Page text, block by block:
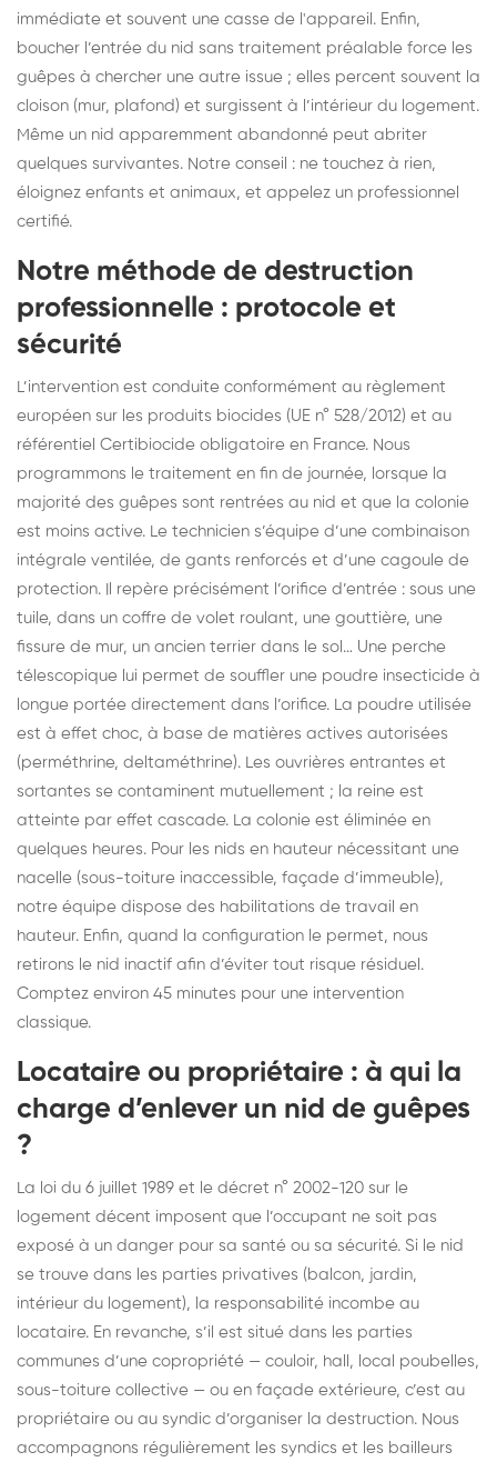
immédiate et souvent une casse de l'appareil. Enfin,
boucher l’entrée du nid sans traitement préalable force les
guêpes à chercher une autre issue ; elles percent souvent la
cloison (mur, plafond) et surgissent à l’intérieur du logement.
Même un nid apparemment abandonné peut abriter
quelques survivantes. Notre conseil : ne touchez à rien,
éloignez enfants et animaux, et appelez un professionnel
certifié.
Notre méthode de destruction
professionnelle : protocole et
sécurité
L’intervention est conduite conformément au règlement
européen sur les produits biocides (UE n° 528/2012) et au
référentiel Certibiocide obligatoire en France. Nous
programmons le traitement en fin de journée, lorsque la
majorité des guêpes sont rentrées au nid et que la colonie
est moins active. Le technicien s’équipe d’une combinaison
intégrale ventilée, de gants renforcés et d’une cagoule de
protection. Il repère précisément l’orifice d’entrée : sous une
tuile, dans un coffre de volet roulant, une gouttière, une
fissure de mur, un ancien terrier dans le sol… Une perche
télescopique lui permet de souffler une poudre insecticide à
longue portée directement dans l’orifice. La poudre utilisée
est à effet choc, à base de matières actives autorisées
(perméthrine, deltaméthrine). Les ouvrières entrantes et
sortantes se contaminent mutuellement ; la reine est
atteinte par effet cascade. La colonie est éliminée en
quelques heures. Pour les nids en hauteur nécessitant une
nacelle (sous-toiture inaccessible, façade d’immeuble),
notre équipe dispose des habilitations de travail en
hauteur. Enfin, quand la configuration le permet, nous
retirons le nid inactif afin d’éviter tout risque résiduel.
Comptez environ 45 minutes pour une intervention
classique.
Locataire ou propriétaire : à qui la
charge d’enlever un nid de guêpes
?
La loi du 6 juillet 1989 et le décret n° 2002-120 sur le
logement décent imposent que l’occupant ne soit pas
exposé à un danger pour sa santé ou sa sécurité. Si le nid
se trouve dans les parties privatives (balcon, jardin,
intérieur du logement), la responsabilité incombe au
locataire. En revanche, s’il est situé dans les parties
communes d’une copropriété — couloir, hall, local poubelles,
sous-toiture collective — ou en façade extérieure, c’est au
propriétaire ou au syndic d’organiser la destruction. Nous
accompagnons régulièrement les syndics et les bailleurs